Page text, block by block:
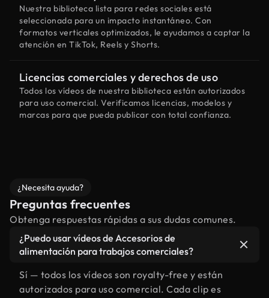
Nuestra biblioteca lista para redes sociales está
seleccionada para un impacto instantáneo. Con
formatos verticales optimizados, le ayudamos a captar la
atención en TikTok, Reels y Shorts.
Licencias comerciales y derechos de uso
Todos los vídeos de nuestra biblioteca están autorizados
para uso comercial. Verificamos licencias, modelos y
marcas para que pueda publicar con total confianza.
¿Necesita ayuda?
Preguntas frecuentes
Obtenga respuestas rápidas a sus dudas comunes.
¿Puedo usar vídeos de Accesorios de
alimentación para trabajos comerciales?
Sí — todos los vídeos son royalty-free y están
autorizados para uso comercial. Cada clip es